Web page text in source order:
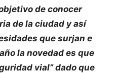
de conocer
de la ciudad y así
que surjan e
la novedad es que
vial” dado que